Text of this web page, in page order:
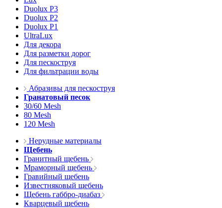
Duolux P3
Duolux P2
Duolux P1
UltraLux
Для декора
Для разметки дорог
Для пескоструя
Для фильтрации воды
Абразивы для пескоструя
Гранатовый песок
30/60 Mesh
80 Mesh
120 Mesh
Нерудные материалы
Щебень
Гранитный щебень
Мраморный щебень
Гравийный щебень
Известняковый щебень
Щебень габбро-диабаз
Кварцевый щебень